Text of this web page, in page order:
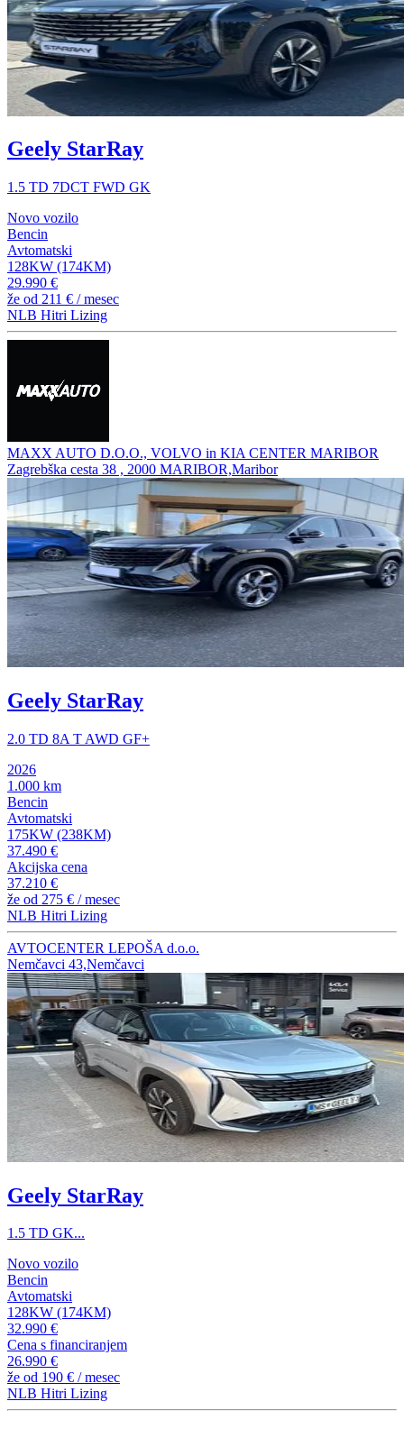
Geely StarRay
1.5 TD 7DCT FWD GK
Novo vozilo
Bencin
Avtomatski
128KW (174KM)
29.990 €
že od 211 € / mesec
NLB Hitri Lizing
MAXX AUTO D.O.O., VOLVO in KIA CENTER MARIBOR
Zagrebška cesta 38 , 2000 MARIBOR,Maribor
Geely StarRay
2.0 TD 8A T AWD GF+
2026
1.000 km
Bencin
Avtomatski
175KW (238KM)
37.490 €
Akcijska cena
37.210 €
že od 275 € / mesec
NLB Hitri Lizing
AVTOCENTER LEPOŠA d.o.o.
Nemčavci 43,Nemčavci
Geely StarRay
1.5 TD GK...
Novo vozilo
Bencin
Avtomatski
128KW (174KM)
32.990 €
Cena s financiranjem
26.990 €
že od 190 € / mesec
NLB Hitri Lizing